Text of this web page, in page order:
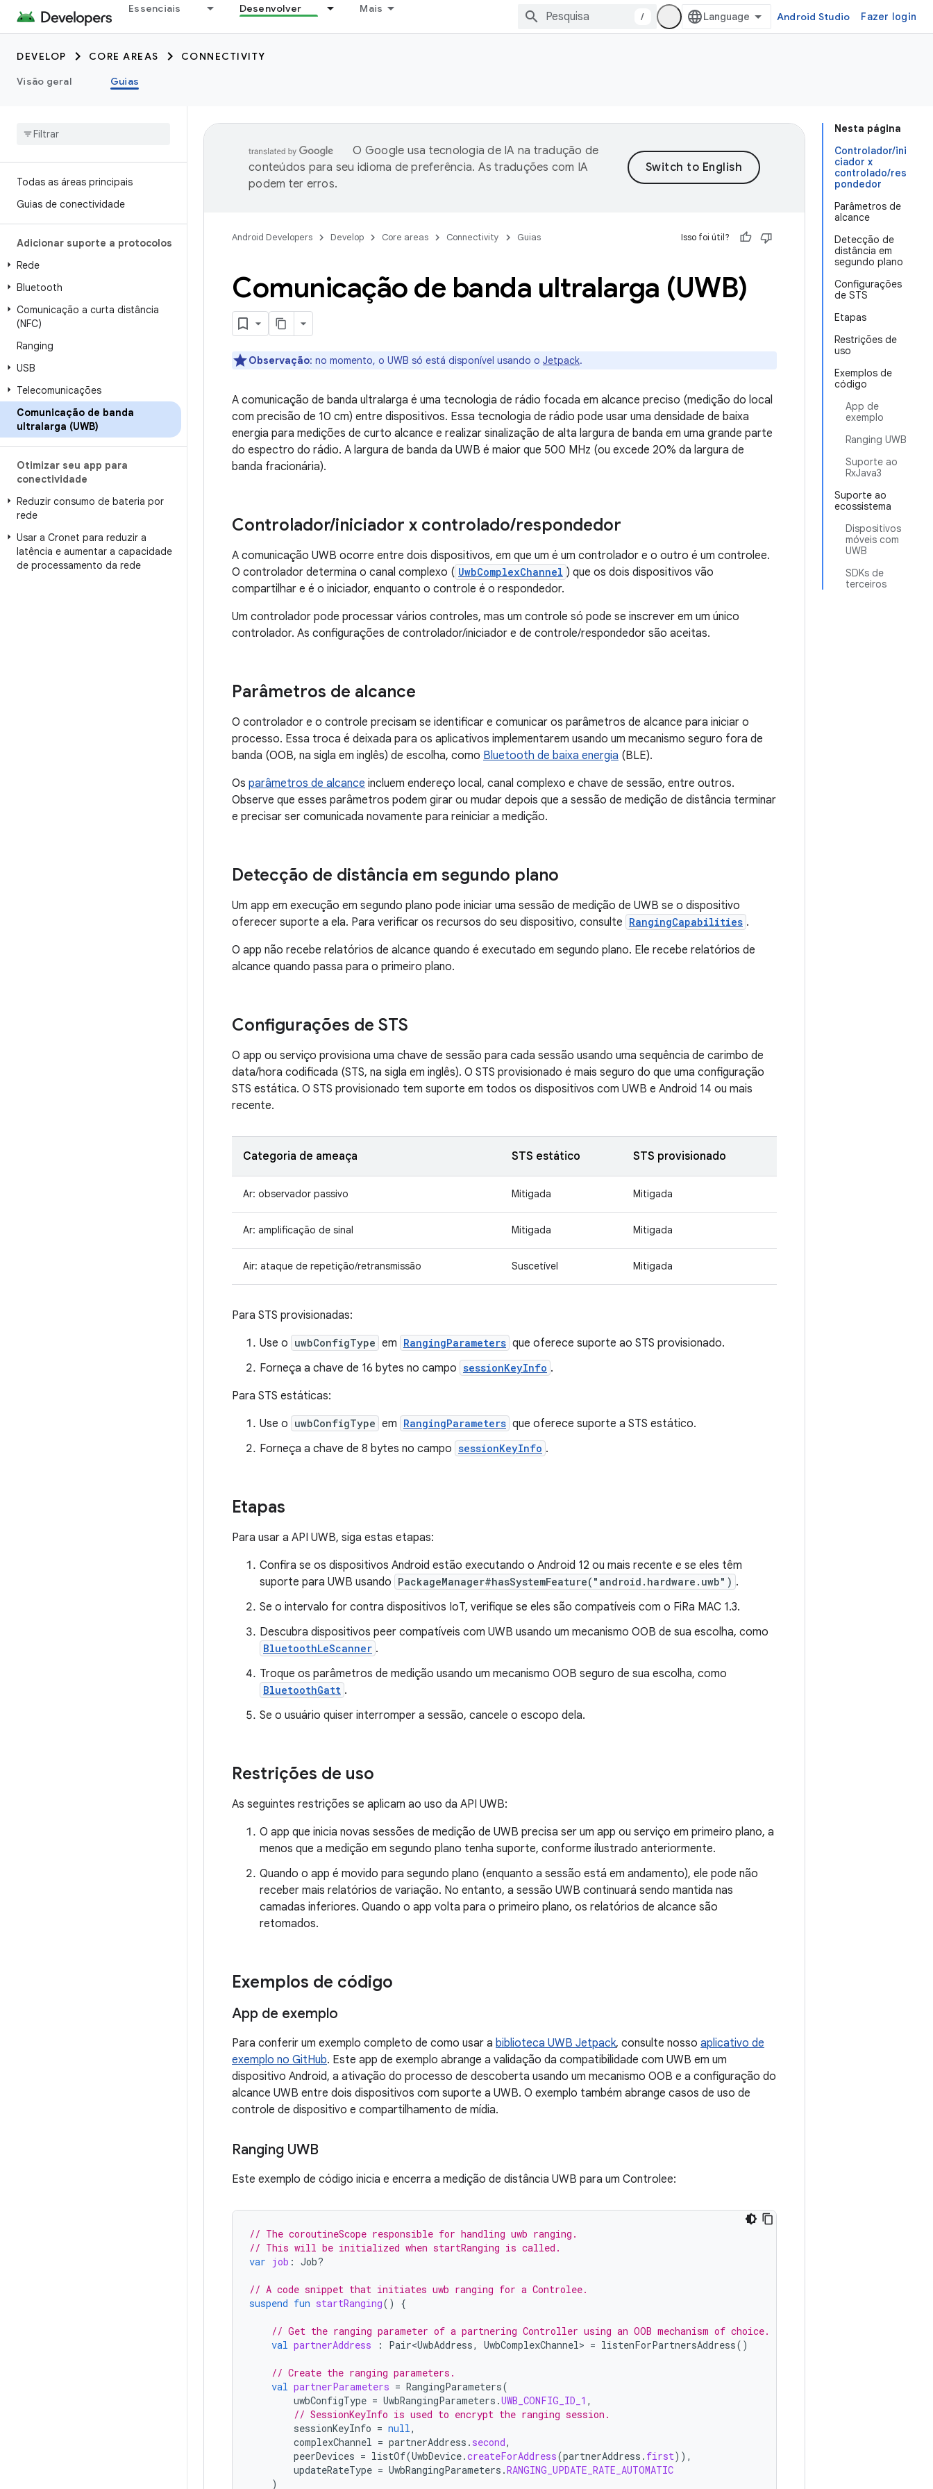
Essenciais Desenvolver Mais
/ Android Studio Fazer login
DEVELOP CORE AREAS
CONNECTIVITY
Visão geral
Guias
Todas as áreas principais
Guias de conectividade
Adicionar suporte a protocolos
Rede
Bluetooth
Comunicação a curta distância
(NFC)
Ranging
USB
Telecomunicações
Comunicação de banda
ultralarga (UWB)
Otimizar seu app para
conectividade
Reduzir consumo de bateria por
rede
Usar a Cronet para reduzir a
latência e aumentar a capacidade
de processamento da rede
Nesta página
Controlador/ini
ciador x
controlado/res
pondedor
Parâmetros de
alcance
Detecção de
distância em
segundo plano
Configurações
de STS
Etapas
Restrições de
uso
Exemplos de
código
App de
exemplo
Ranging UWB
Suporte ao
RxJava3
Suporte ao
ecossistema
Dispositivos
móveis com
UWB
SDKs de
terceiros
O Google usa tecnologia de IA na tradução de
conteúdos para seu idioma de preferência. As traduções com IA
podem ter erros.
Android Developers Develop Core areas Connectivity Guias Isso foi útil?
Comunicação de banda ultralarga (UWB)
Observação: no momento, o UWB só está disponível usando o Jetpack.
A comunicação de banda ultralarga é uma tecnologia de rádio focada em alcance preciso (medição do local
com precisão de 10 cm) entre dispositivos. Essa tecnologia de rádio pode usar uma densidade de baixa
energia para medições de curto alcance e realizar sinalização de alta largura de banda em uma grande parte
do espectro do rádio. A largura de banda da UWB é maior que 500 MHz (ou excede 20% da largura de
banda fracionária).
Controlador/iniciador x controlado/respondedor
A comunicação UWB ocorre entre dois dispositivos, em que um é um controlador e o outro é um controlee.
O controlador determina o canal complexo ( UwbComplexChannel ) que os dois dispositivos vão
compartilhar e é o iniciador, enquanto o controle é o respondedor.
Um controlador pode processar vários controles, mas um controle só pode se inscrever em um único
controlador. As configurações de controlador/iniciador e de controle/respondedor são aceitas.
Parâmetros de alcance
O controlador e o controle precisam se identificar e comunicar os parâmetros de alcance para iniciar o
processo. Essa troca é deixada para os aplicativos implementarem usando um mecanismo seguro fora de
banda (OOB, na sigla em inglês) de escolha, como Bluetooth de baixa energia (BLE).
Os parâmetros de alcance incluem endereço local, canal complexo e chave de sessão, entre outros.
Observe que esses parâmetros podem girar ou mudar depois que a sessão de medição de distância terminar
e precisar ser comunicada novamente para reiniciar a medição.
Detecção de distância em segundo plano
Um app em execução em segundo plano pode iniciar uma sessão de medição de UWB se o dispositivo
oferecer suporte a ela. Para verificar os recursos do seu dispositivo, consulte RangingCapabilities .
O app não recebe relatórios de alcance quando é executado em segundo plano. Ele recebe relatórios de
alcance quando passa para o primeiro plano.
Configurações de STS
O app ou serviço provisiona uma chave de sessão para cada sessão usando uma sequência de carimbo de
data/hora codificada (STS, na sigla em inglês). O STS provisionado é mais seguro do que uma configuração
STS estática. O STS provisionado tem suporte em todos os dispositivos com UWB e Android 14 ou mais
recente.
Categoria de ameaça STS estático STS provisionado
Ar: observador passivo Mitigada Mitigada
Ar: amplificação de sinal Mitigada Mitigada
Air: ataque de repetição/retransmissão Suscetível Mitigada
Para STS provisionadas:
Use o uwbConfigType em RangingParameters que oferece suporte ao STS provisionado.
Forneça a chave de 16 bytes no campo sessionKeyInfo .
Para STS estáticas:
Use o uwbConfigType em RangingParameters que oferece suporte a STS estático.
Forneça a chave de 8 bytes no campo sessionKeyInfo .
Etapas
Para usar a API UWB, siga estas etapas:
Confira se os dispositivos Android estão executando o Android 12 ou mais recente e se eles têm
suporte para UWB usando PackageManager#hasSystemFeature("android.hardware.uwb") .
Se o intervalo for contra dispositivos IoT, verifique se eles são compatíveis com o FiRa MAC 1.3.
Descubra dispositivos peer compatíveis com UWB usando um mecanismo OOB de sua escolha, como
BluetoothLeScanner .
Troque os parâmetros de medição usando um mecanismo OOB seguro de sua escolha, como
BluetoothGatt .
Se o usuário quiser interromper a sessão, cancele o escopo dela.
Restrições de uso
As seguintes restrições se aplicam ao uso da API UWB:
O app que inicia novas sessões de medição de UWB precisa ser um app ou serviço em primeiro plano, a
menos que a medição em segundo plano tenha suporte, conforme ilustrado anteriormente.
Quando o app é movido para segundo plano (enquanto a sessão está em andamento), ele pode não
receber mais relatórios de variação. No entanto, a sessão UWB continuará sendo mantida nas
camadas inferiores. Quando o app volta para o primeiro plano, os relatórios de alcance são
retomados.
Exemplos de código
App de exemplo
Para conferir um exemplo completo de como usar a biblioteca UWB Jetpack, consulte nosso aplicativo de
exemplo no GitHub. Este app de exemplo abrange a validação da compatibilidade com UWB em um
dispositivo Android, a ativação do processo de descoberta usando um mecanismo OOB e a configuração do
alcance UWB entre dois dispositivos com suporte a UWB. O exemplo também abrange casos de uso de
controle de dispositivo e compartilhamento de mídia.
Ranging UWB
Este exemplo de código inicia e encerra a medição de distância UWB para um Controlee:
// The coroutineScope responsible for handling uwb ranging.
// This will be initialized when startRanging is called.
var job : Job?
// A code snippet that initiates uwb ranging for a Controlee.
suspend fun startRanging() {
// Get the ranging parameter of a partnering Controller using an OOB mechanism of choice.
val partnerAddress : Pair<UwbAddress, UwbComplexChannel> = listenForPartnersAddress()
// Create the ranging parameters.
val partnerParameters = RangingParameters(
uwbConfigType = UwbRangingParameters .UWB_CONFIG_ID_1 ,
// SessionKeyInfo is used to encrypt the ranging session.
sessionKeyInfo = null,
complexChannel = partnerAddress . second,
peerDevices = listOf(UwbDevice.createForAddress(partnerAddress . first)),
updateRateType = UwbRangingParameters .RANGING_UPDATE_RATE_AUTOMATIC
)